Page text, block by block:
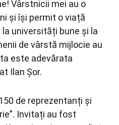
Vârstnicii mei au o
și își permit o viață
universități bune și la
de vârstă mijlocie au
este adevărata
Ilan Șor.
de reprezentanți și
Invitați au fost